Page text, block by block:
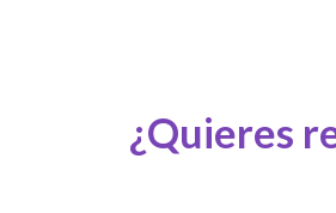
¿Quieres